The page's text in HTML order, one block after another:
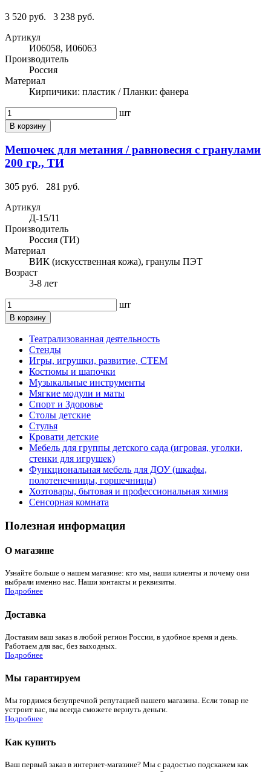
3 520 руб.
3 238 руб.
Артикул
И06058, И06063
Производитель
Россия
Материал
Кирпичики: пластик / Планки: фанера
шт
В корзину
Мешочек для метания / равновесия с гранулами
200 гр., ТИ
305 руб.
281 руб.
Артикул
Д-15/11
Производитель
Россия (ТИ)
Материал
ВИК (искусственная кожа), гранулы ПЭТ
Возраст
3-8 лет
шт
В корзину
Театрализованная деятельность
Стенды
Игры, игрушки, развитие, СТЕМ
Костюмы и шапочки
Музыкальные инструменты
Мягкие модули и маты
Спорт и Здоровье
Столы детские
Стулья
Кровати детские
Мебель для группы детского сада (игровая, уголки,
стенки для игрушек)
Функциональная мебель для ДОУ (шкафы,
полотенечницы, горшечницы)
Хозтовары, бытовая и профессиональная химия
Сенсорная комната
Полезная информация
О магазине
Узнайте больше о нашем магазине: кто мы, наши клиенты и почему они
выбрали именно нас. Наши контакты и реквизиты.
Подробнее
Доставка
Доставим ваш заказ в любой регион России, в удобное время и день.
Работаем для вас, без выходных.
Подробнее
Мы гарантируем
Мы гордимся безупречной репутацией нашего магазина. Если товар не
устроит вас, вы всегда сможете вернуть деньги.
Подробнее
Как купить
Ваш первый заказ в интернет-магазине? Мы с радостью подскажем как